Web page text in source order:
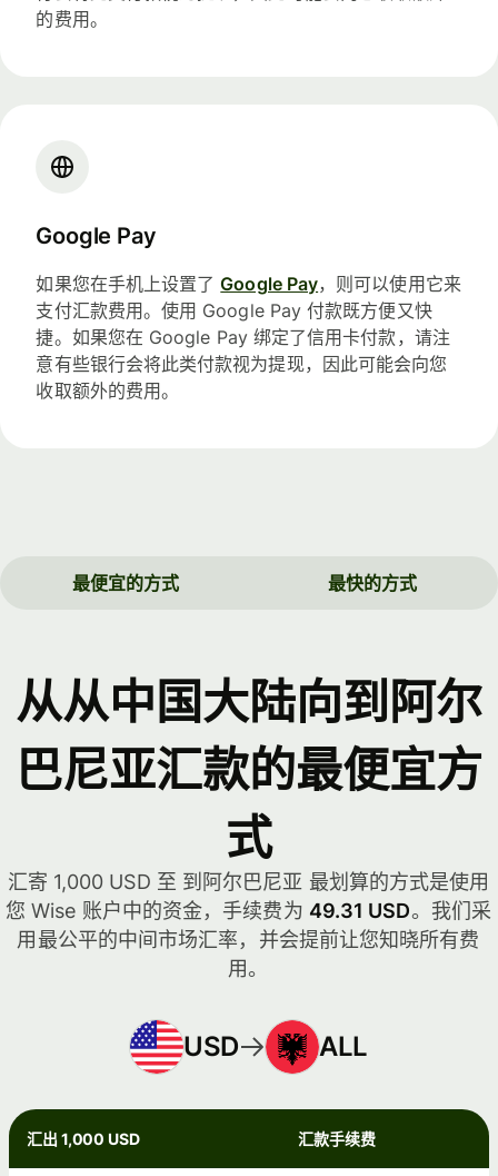
的费用。
Google Pay
如果您在手机上设置了Google Pay，则可以使用它来
支付汇款费用。使用 Google Pay 付款既方便又快
捷。如果您在 Google Pay 绑定了信用卡付款，请注
意有些银行会将此类付款视为提现，因此可能会向您
收取额外的费用。
最便宜的方式 最快的方式
从从中国大陆向到阿尔
巴尼亚汇款的最便宜方
式
汇寄 1,000 USD 至 到阿尔巴尼亚 最划算的方式是使用
您 Wise 账户中的资金，手续费为 49.31 USD。我们采
用最公平的中间市场汇率，并会提前让您知晓所有费
用。
USD ALL
汇出 1,000 USD 汇款手续费